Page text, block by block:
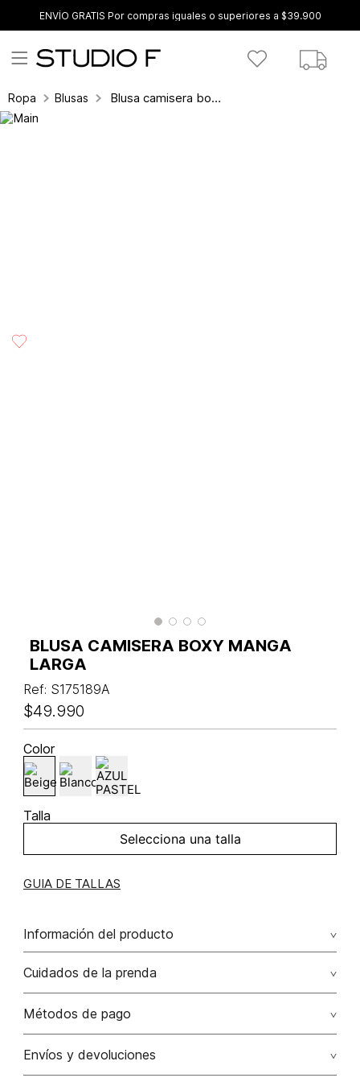
ENVÍO GRATIS Por compras iguales o superiores a $39.900
Ropa Blusas Blusa camisera boxy manga larga
BLUSA CAMISERA BOXY MANGA
LARGA
Ref: S175189A
$49.990
Color
Talla
Selecciona una talla
GUIA DE TALLAS
Información del producto
Blusa camisera boxy manga larga 97.00%
algodón/cotton3.00% elastano/elastane
Cuidados de la prenda
Métodos de pago
Tarjetas de crédito: Visa, Dinners, Master Card y American
Envíos y devoluciones